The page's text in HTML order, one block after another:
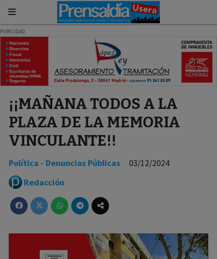
¡¡MAÑANA TODOS A LA
PLAZA DE LA MEMORIA
VINCULANTE!!
Política - Denuncias Públicas
03/12/2024
Redacción